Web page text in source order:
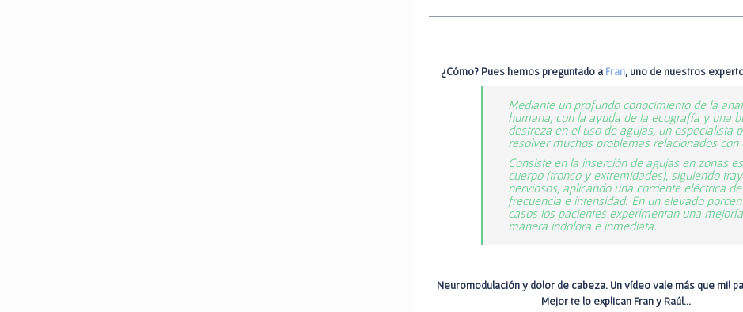
¿Cómo? Pues hemos preguntado a Fran, uno de nuestros
Mediante un profundo conocimiento de la
humana, con la ayuda de la ecografía y una
destreza en el uso de agujas, un especialista
resolver muchos problemas relacionados con
Consiste en la inserción de agujas en zonas
cuerpo (tronco y extremidades), siguiendo
nerviosos, aplicando una corriente eléctrica
frecuencia e intensidad. En un elevado
casos los pacientes experimentan una
manera indolora e inmediata.
Neuromodulación y dolor de cabeza. Un vídeo vale más que mil
Mejor te lo explican Fran y Raúl…